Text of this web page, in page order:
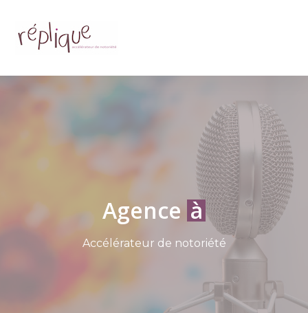
Agence de
relations
presseréactive
écoute
à votre éc
Accélérateur de notoriété